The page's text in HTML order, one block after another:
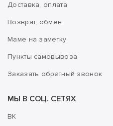
Доставка, оплата
Возврат, обмен
Маме на заметку
Пункты самовывоза
Заказать обратный звонок
МЫ В СОЦ. СЕТЯХ
ВК